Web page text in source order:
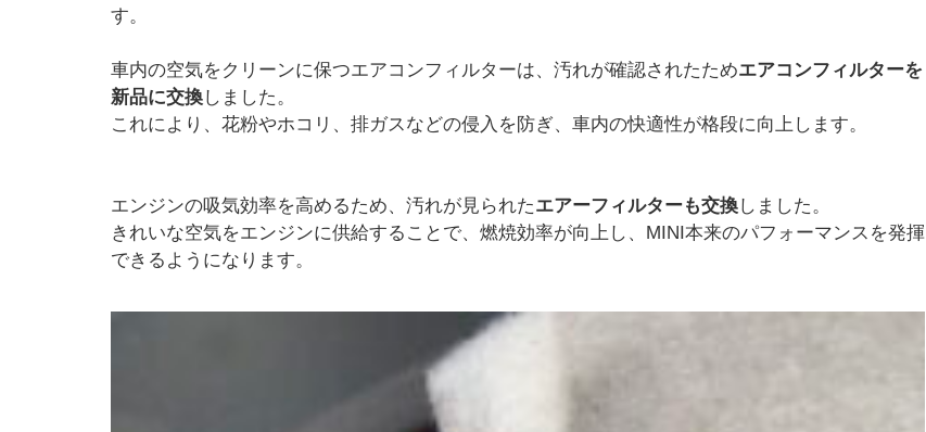
す。
車内の空気をクリーンに保つエアコンフィルターは、汚れが確認されたためエアコンフィルターを
新品に交換しました。
これにより、花粉やホコリ、排ガスなどの侵入を防ぎ、車内の快適性が格段に向上します。
エンジンの吸気効率を高めるため、汚れが見られたエアーフィルターも交換しました。
きれいな空気をエンジンに供給することで、燃焼効率が向上し、MINI本来のパフォーマンスを発揮
できるようになります。